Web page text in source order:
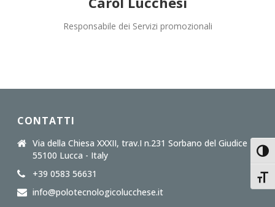
Responsabile dei Servizi promozionali
CONTATTI
Via della Chiesa XXXII, trav.I n.231 Sorbano del Giudice
55100 Lucca - Italy
+39 0583 56631
info@polotecnologicolucchese.it